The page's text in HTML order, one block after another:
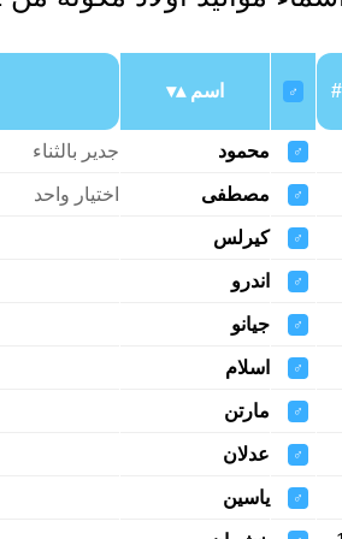
#
♂ اسم
♂ محمود جدير بالثناء
♂ مصطفى اختيار واحد
♂ كيرلس
♂ اندرو
♂ جيانو
♂ اسلام
♂ مارتن
♂ عدلان
♂ ياسين